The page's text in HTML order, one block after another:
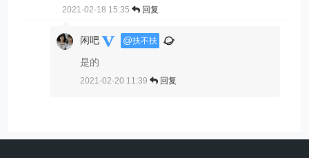
2021-02-18 15:35 回复
闲吧 @扶不扶
是的
2021-02-20 11:39 回复